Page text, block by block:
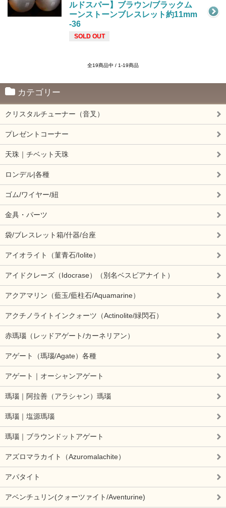
ルドスパー】ブラウン/ブラックム
ーンストーンブレスレット約11mm
-36
SOLD OUT
全19商品中 / 1-19商品
カテゴリー
クリスタルチューナー（音叉）
プレゼントコーナー
天珠｜チベット天珠
ロンデル|各種
ゴム/ワイヤー/紐
金具・パーツ
袋/ブレスレット箱/什器/台座
アイオライト（菫青石/Iolite）
アイドクレーズ（Idocrase）（別名ベスビアナイト）
アクアマリン（藍玉/藍柱石/Aquamarine）
アクチノライトインクォーツ（Actinolite/緑閃石）
赤瑪瑙（レッドアゲート/カーネリアン）
アゲート（瑪瑙/Agate）各種
アゲート｜オーシャンアゲート
瑪瑙｜阿拉善（アラシャン）瑪瑙
瑪瑙｜塩源瑪瑙
瑪瑙｜ブラウンドットアゲート
アズロマラカイト（Azuromalachite）
アパタイト
アベンチュリン(クォーツァイト/Aventurine)